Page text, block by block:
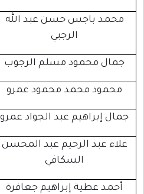
محمد باجس حسن عبد الله
الرجبي
جمال محمود مسلم الرجوب
محمود محمد محمود عمرو
جمال إبراهيم عبد الجواد عمرو
علاء عبد الرحيم عبد المحسن
السكافي
أحمد عطية إبراهيم جعافرة